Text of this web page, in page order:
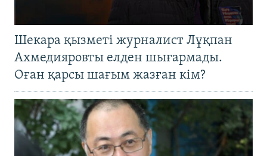
Шекара қызметі журналист Лұқпан
Ахмедияровты елден шығармады.
Оған қарсы шағым жазған кім?